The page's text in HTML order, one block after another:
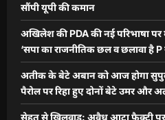
सौंपी यूपी की कमान
अखिलेश की PDA की नई परिभाषा पर
‘सपा का राजनीतिक छल व छलावा है P
अतीक के बेटे अबान को आज होगा
पैरोल पर रिहा हुए दोनों बेटे उमर और
सेहत से खिलवाड़: अवैध आटा फैक्ट्री पर